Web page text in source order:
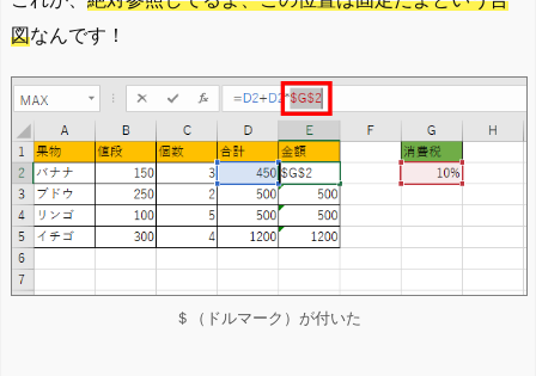
図なんです！
＄（ドルマーク）が付いた